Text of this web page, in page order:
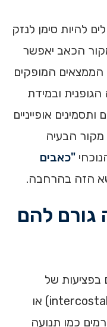
להיות סימן לנזק
הכאב יאפשר
הממצאים המופקים
ובמידת
אופייניים
מקור הבעיה
"כאבים
הזה בהרחבה.
גורם להם
בפציעות של
השרירים הבין‑צלעיים (intercostal muscles) או
כמו תנועה